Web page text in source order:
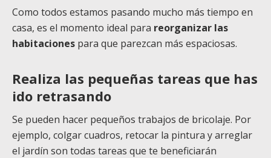
Como todos estamos pasando mucho más tiempo en
casa, es el momento ideal para reorganizar las
habitaciones para que parezcan más espaciosas.
Realiza las pequeñas tareas que has
ido retrasando
Se pueden hacer pequeños trabajos de bricolaje. Por
ejemplo, colgar cuadros, retocar la pintura y arreglar
el jardín son todas tareas que te beneficiarán